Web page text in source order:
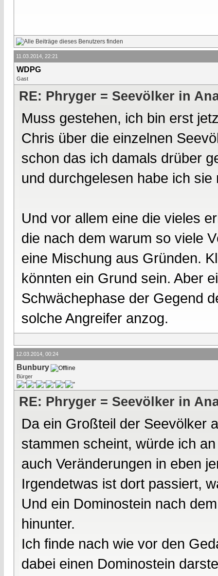
11.03.2014, 22:21
WDPG
Gast
RE: Phryger = Seevölker in
Muss gestehen, ich bin erst
Chris über die einzelnen
schon das ich damals drüber
und durchgelesen habe ich
Und vor allem eine die vieles
die nach dem warum so viele
eine Mischung aus Gründen.
könnten ein Grund sein. Aber
Schwächephase der Gegend
solche Angreifer anzog.
12.03.2014, 00:24
Bunbury
Bürger
RE: Phryger = Seevölker in
Da ein Großteil der Seevölker
stammen scheint, würde ich
auch Veränderungen in eben
Irgendetwas ist dort passiert,
Und ein Dominostein nach
hinunter.
Ich finde nach wie vor den
dabei einen Dominostein